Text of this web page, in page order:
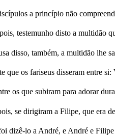
a princípio não
testemunho disto a multidão
disso, também, a multidão lhe
que os fariseus disseram entre
os que subiram para adorar
se dirigiram a Filipe, que era
dizê-lo a André, e André e Filipe